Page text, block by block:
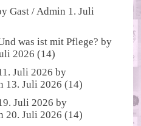
Gast / Admin 1. Juli
was ist mit Pflege? by
2026 (14)
Juli 2026 by
13. Juli 2026 (14)
Juli 2026 by
20. Juli 2026 (14)